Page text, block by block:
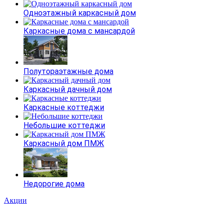
Одноэтажный каркасный дом
Каркасные дома с мансардой
Полутораэтажные дома
Каркасный дачный дом
Каркасные коттеджи
Небольшие коттеджи
Каркасный дом ПМЖ
Недорогие дома
Акции